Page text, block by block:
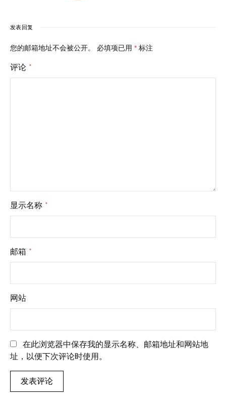
发表回复
您的邮箱地址不会被公开。 必填项已用 * 标注
评论 *
显示名称 *
邮箱 *
网站
在此浏览器中保存我的显示名称、邮箱地址和网站地
址，以便下次评论时使用。